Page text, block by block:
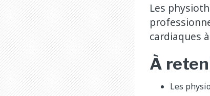
Les
cardiaques
À
Les